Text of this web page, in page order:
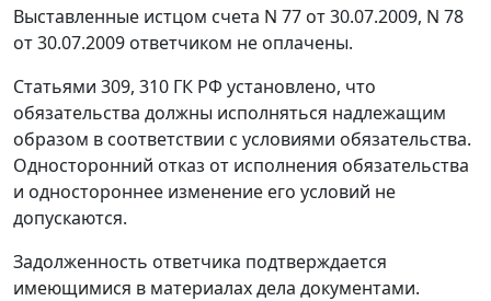
Выставленные истцом счета N 77 от 30.07.2009, N 78
от 30.07.2009 ответчиком не оплачены.
Статьями 309, 310 ГК РФ установлено, что
обязательства должны исполняться надлежащим
образом в соответствии с условиями обязательства.
Односторонний отказ от исполнения обязательства
и одностороннее изменение его условий не
допускаются.
Задолженность ответчика подтверждается
имеющимися в материалах дела документами.